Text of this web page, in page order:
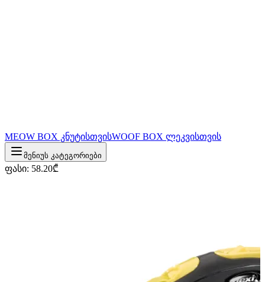
MEOW BOX კნუტისთვისWOOF BOX ლეკვისთვის
მენიუს კატეგორიები
ფასი: 58.20₾